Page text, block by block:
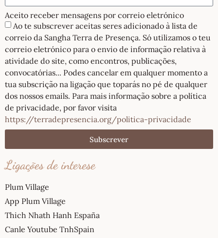
Aceito receber mensagens por correio eletrónico
Ao te subscrever aceitas seres adicionado à lista de
correio da Sangha Terra de Presença. Só utilizamos o teu
correio eletrónico para o envio de informação relativa à
atividade do site, como encontros, publicações,
convocatórias... Podes cancelar em qualquer momento a
tua subscrição na ligação que toparás no pé de qualquer
dos nossos emails. Para mais informação sobre a política
de privacidade, por favor visita
https://terradepresencia.org/politica-privacidade
Subscrever
Ligações de interese
Plum Village
App Plum Village
Thich Nhath Hanh España
Canle Youtube TnhSpain